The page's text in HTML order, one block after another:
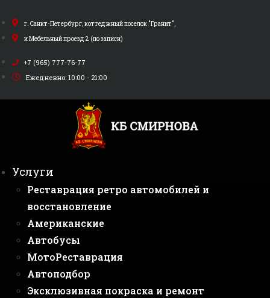
к
содержимому
г. Санкт-Петербург, коттеджный поселок "Гранит",
и Мебельный проезд 2 (по записи)
+7 (965) 777-76-77
Ежедневно: 10:00 - 21:00
Услуги
Реставрация ретро автомобилей и
восстановление
Американские
Автобусы
МотоРеставрация
Автоподбор
Эксклюзивная покраска и ремонт